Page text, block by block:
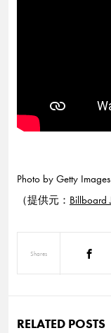
Photo by Getty
（提供元： Billboard
Shares
RELATED POSTS